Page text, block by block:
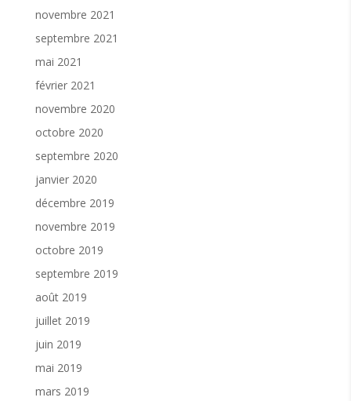
novembre 2021
septembre 2021
mai 2021
février 2021
novembre 2020
octobre 2020
septembre 2020
janvier 2020
décembre 2019
novembre 2019
octobre 2019
septembre 2019
août 2019
juillet 2019
juin 2019
mai 2019
mars 2019